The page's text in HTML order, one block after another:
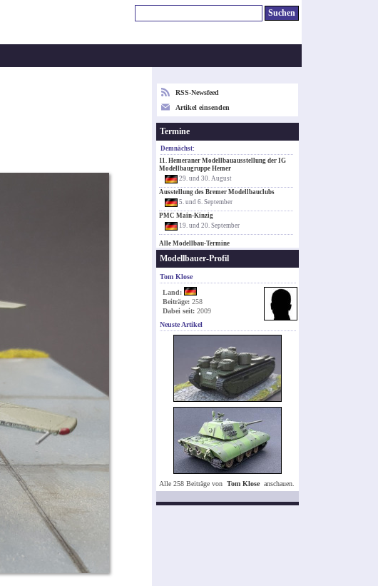
RSS-Newsfeed
Artikel einsenden
Termine
Demnächst:
11. Hemeraner Modellbauausstellung der IG
Modellbaugruppe Hemer
29. und 30. August
Ausstellung des Bremer Modellbauclubs
5. und 6. September
PMC Main-Kinzig
19. und 20. September
Alle Modellbau-Termine
Modellbauer-Profil
Tom Klose
Land:
Beiträge: 258
Dabei seit: 2009
Neuste Artikel
Alle 258 Beiträge von Tom Klose anschauen.